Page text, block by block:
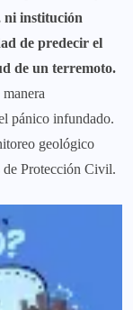
ni institución
de predecir el
de un terremoto.
pánico infundado.
geológico
de Protección Civil.